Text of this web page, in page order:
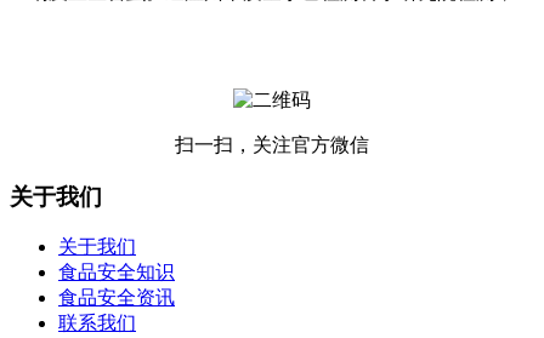
扫一扫，关注官方微信
关于我们
关于我们
食品安全知识
食品安全资讯
联系我们